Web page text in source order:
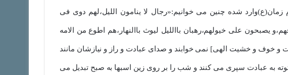
زمان(ع)وارد شده چنین می خوانیم:«رجال لا ینامون اللیل،لهم دوی فی
یصبحون علی خیولهم،رهبان بااللیل لیوث باالنهار،هم اطوع من الامه
و خوف و خشیت الهی] نمی خوابند و صدای عبادت و راز و نیازشان مانند
به عبادت سپری می کنند و شب را بر روی زین اسبها به صبح تبدیل می